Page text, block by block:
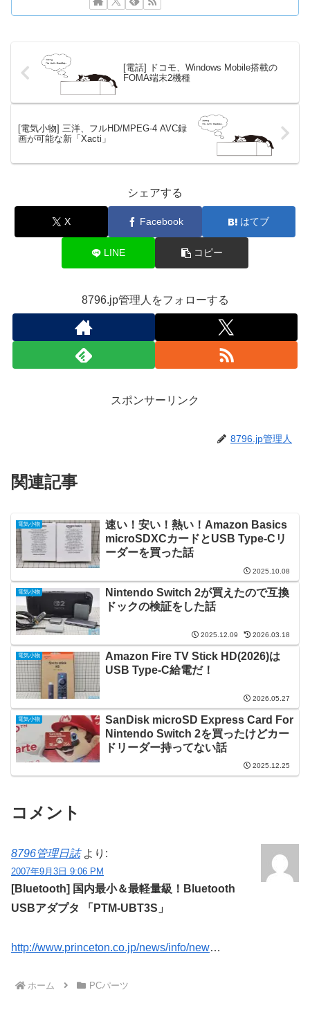
[電話] ドコモ、Windows Mobile搭載の
FOMA端末2機種
[電気小物] 三洋、フルHD/MPEG-4 AVC録
画が可能な新「Xacti」
シェアする
X Facebook はてブ
LINE コピー
8796.jp管理人をフォローする
スポンサーリンク
8796.jp管理人
関連記事
電気小物
速い！安い！熱い！Amazon Basics
microSDXCカードとUSB Type-Cリ
ーダーを買った話
2025.10.08
電気小物
Nintendo Switch 2が買えたので互換
ドックの検証をした話
2025.12.09 2026.03.18
電気小物
Amazon Fire TV Stick HD(2026)は
USB Type-C給電だ！
2026.05.27
電気小物
SanDisk microSD Express Card For
Nintendo Switch 2を買ったけどカー
ドリーダー持ってない話
2025.12.25
コメント
8796管理日誌 より:
2007年9月3日 9:06 PM
[Bluetooth] 国内最小＆最軽量級！Bluetooth
USBアダプタ 「PTM-UBT3S」
http://www.princeton.co.jp/news/info/new…
ホーム PCパーツ